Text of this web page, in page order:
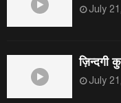
July
ज़िन्दगी
July